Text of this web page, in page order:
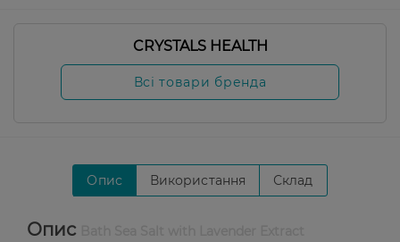
CRYSTALS HEALTH
Всі товари бренда
Опис Використання Склад
Опис